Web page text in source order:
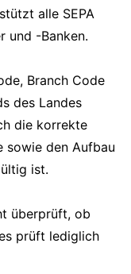
alle SEPA
und -Banken.
Branch Code
des Landes
die korrekte
sowie den Aufbau
ist.
überprüft, ob
prüft lediglich